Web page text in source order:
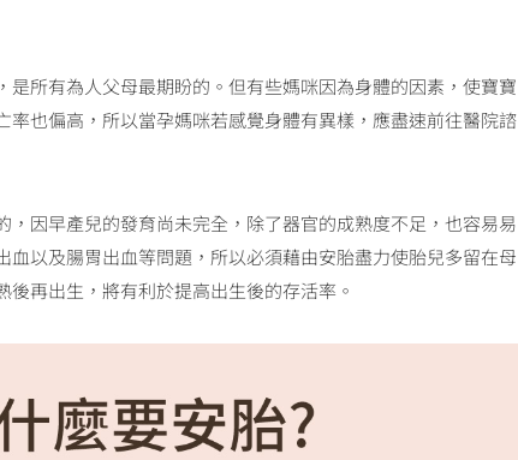
是所有為人父母最期盼的。但有些媽咪因為身體的因素，使寶寶
率也偏高，所以當孕媽咪若感覺身體有異樣，應盡速前往醫院諮
，因早產兒的發育尚未完全，除了器官的成熟度不足，也容易易
血以及腸胃出血等問題，所以必須藉由安胎盡力使胎兒多留在母
再出生，將有利於提高出生後的存活率。